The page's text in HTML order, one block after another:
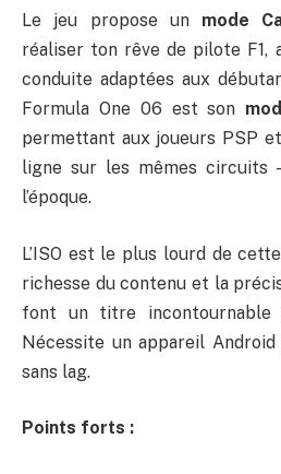
Le jeu propose un mode
réaliser ton rêve de pilote F1,
conduite adaptées aux
Formula One 06 est son
permettant aux joueurs PSP
ligne sur les mêmes circuits
l’époque.
L’ISO est le plus lourd de
richesse du contenu et la
font un titre
Nécessite un appareil
sans lag.
Points forts :